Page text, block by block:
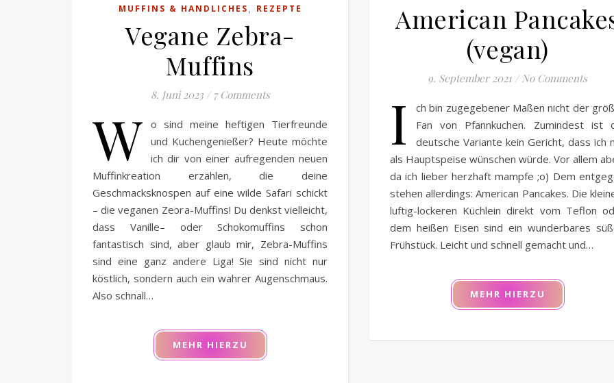
MUFFINS & HANDLICHES, REZEPTE
Vegane Zebra-
Muffins
8. Juni 2023 / 7 Comments
W o sind meine heftigen Tierfreunde
und Kuchengenießer? Heute möchte
ich dir von einer aufregenden neuen
Muffinkreation erzählen, die deine
Geschmacksknospen auf eine wilde Safari schickt
– die veganen Zebra-Muffins! Du denkst vielleicht,
dass Vanille– oder Schokomuffins schon
fantastisch sind, aber glaub mir, Zebra-Muffins
sind eine ganz andere Liga! Sie sind nicht nur
köstlich, sondern auch ein wahrer Augenschmaus.
Also schnall…
MEHR HIERZU
American
(vegan)
9. September 2021 / No Comments
I
ch bin zugegebener Maßen nicht der
Fan von Pfannkuchen. Zumindest ist
deutsche Variante kein Gericht, dass ich
als Hauptspeise wünschen würde. Vor allem
da ich lieber herzhaft mampfe ;o) Dem
stehen allerdings: American Pancakes. Die
luftig-lockeren Küchlein direkt vom Teflon
dem heißen Eisen sind ein wunderbares
Frühstück. Leicht und schnell gemacht und…
MEHR HIERZU